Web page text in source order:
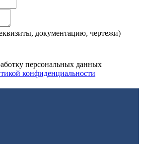
документацию, чертежи)
персональных данных
конфиденциальности